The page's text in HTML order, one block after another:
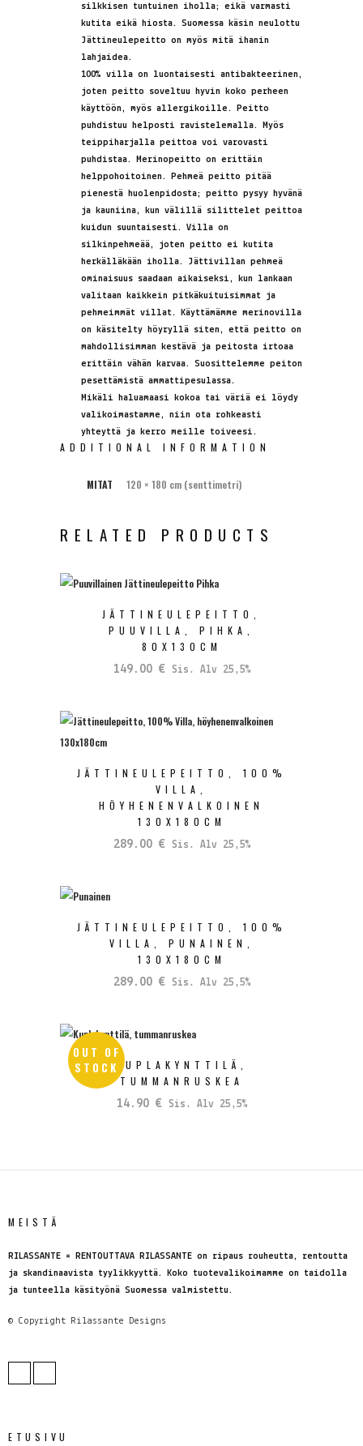
silkkisen tuntuinen iholla; eikä varmasti
kutita eikä hiosta. Suomessa käsin neulottu
Jättineulepeitto on myös mitä ihanin
lahjaidea.
100% villa on luontaisesti antibakteerinen,
joten peitto soveltuu hyvin koko perheen
käyttöön, myös allergikoille. Peitto
puhdistuu helposti ravistelemalla. Myös
teippiharjalla peittoa voi varovasti
puhdistaa. Merinopeitto on erittäin
helppohoitoinen. Pehmeä peitto pitää
pienestä huolenpidosta; peitto pysyy hyvänä
ja kauniina, kun välillä silittelet peittoa
kuidun suuntaisesti. Villa on
silkinpehmeää, joten peitto ei kutita
herkälläkään iholla. Jättivillan pehmeä
ominaisuus saadaan aikaiseksi, kun lankaan
valitaan kaikkein pitkäkuituisimmat ja
pehmeimmät villat. Käyttämämme merinovilla
on käsitelty höyryllä siten, että peitto on
mahdollisimman kestävä ja peitosta irtoaa
erittäin vähän karvaa. Suosittelemme peiton
pesettämistä ammattipesulassa.
Mikäli haluamaasi kokoa tai väriä ei löydy
valikoimastamme, niin ota rohkeasti
yhteyttä ja kerro meille toiveesi.
ADDITIONAL INFORMATION
MITAT 120 × 180 cm (senttimetri)
RELATED PRODUCTS
JÄTTINEULEPEITTO,
PUUVILLA, PIHKA,
80X130CM
149.00 € Sis. Alv 25,5%
JÄTTINEULEPEITTO, 100%
VILLA,
HÖYHENENVALKOINEN
130X180CM
289.00 € Sis. Alv 25,5%
JÄTTINEULEPEITTO, 100%
VILLA, PUNAINEN,
130X180CM
289.00 € Sis. Alv 25,5%
OUT OF
STOCKKUPLAKYNTTILÄ,
TUMMANRUSKEA
14.90 € Sis. Alv 25,5%
MEISTÄ
RILASSANTE = RENTOUTTAVA RILASSANTE on ripaus rouheutta, rentoutta
ja skandinaavista tyylikkyyttä. Koko tuotevalikoimamme on taidolla
ja tunteella käsityönä Suomessa valmistettu.
© Copyright Rilassante Designs
ETUSIVU